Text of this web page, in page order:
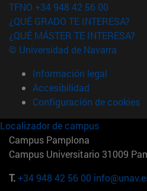
TFNO +34 948 42 56 00
¿QUÉ GRADO TE INTERESA?
¿QUÉ MÁSTER TE INTERESA?
© Universidad de Navarra
Información legal
Accesibilidad
Configuración de cookies
Localizador de campus
Campus Pamplona
Campus Universitario 31009
T.+34 948 42 56 00